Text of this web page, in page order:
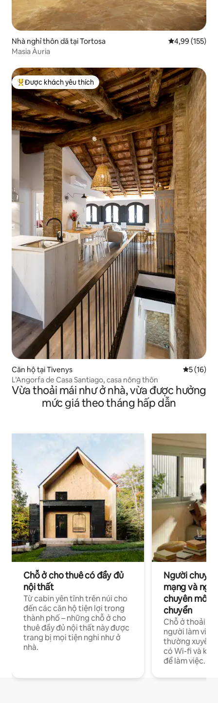
Nhà nghỉ thôn dã tại Tortosa Xếp hạng
4,99 (155)
Masia Àuria
Được khách yêu thích nhất
Được khách yêu thích
Căn hộ tại Tivenys Xếp hạng
5 (16)
L’Angorfa de Casa Santiago, casa nông thôn
Vừa thoải mái như ở nhà, vừa được hưởng
mức giá theo tháng hấp dẫn
Chỗ ở cho thuê có đầy đủ
nội thất
Từ cabin yên tĩnh trên núi cho
đến các căn hộ tiện lợi trong
thành phố – những chỗ ở cho
thuê đầy đủ nội thất này được
trang bị mọi tiện nghi như ở
nhà.
Người
mạng và
chuyên môn
chuyển
Chỗ ở thoải
người làm việc
thường xuyên
có Wi-fi và
để làm việc.